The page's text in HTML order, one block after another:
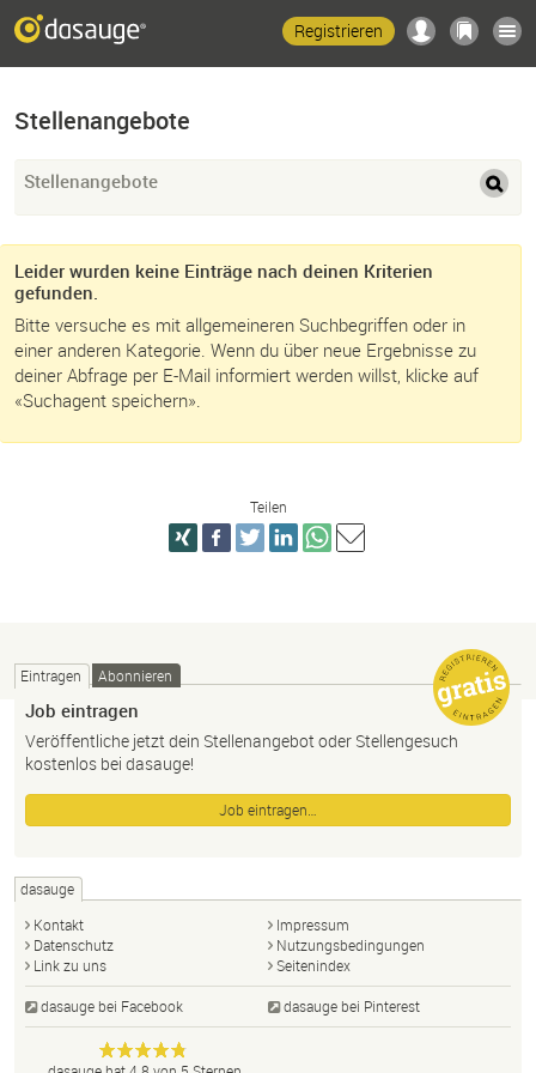
Registrieren
Stellenangebote
Stellenangebote
Leider wurden keine Einträge nach deinen Kriterien
gefunden.
Bitte versuche es mit allgemeineren Suchbegriffen oder in
einer anderen Kategorie. Wenn du über neue Ergebnisse zu
deiner Abfrage per E-Mail informiert werden willst, klicke auf
«Suchagent speichern».
Teilen
Eintragen Abonnieren
Job eintragen
Veröffentliche jetzt dein Stellenangebot oder Stellengesuch
kostenlos bei dasauge!
Job eintragen…
dasauge
Kontakt
Impressum
Datenschutz
Nutzungsbedingungen
Link zu uns
Seitenindex
dasauge bei Facebook dasauge bei Pinterest